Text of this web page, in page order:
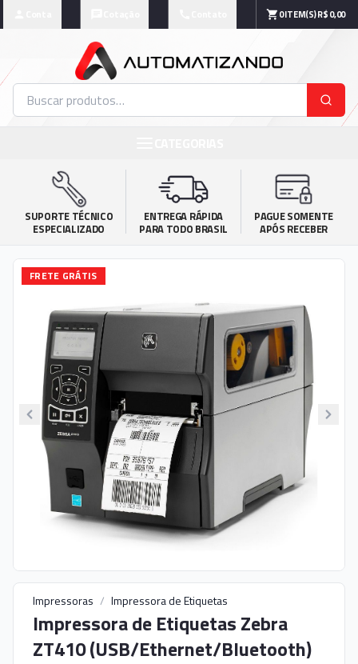
0ITEM(S)R$ 0,00
SUPORTE TÉCNICO
ESPECIALIZADO
ENTREGA RÁPIDA
PARA TODO BRASIL
PAGUE SOMENTE
APÓS RECEBER
FRETE GRÁTIS
Impressoras / Impressora de Etiquetas
Impressora de Etiquetas Zebra
ZT410 (USB/Ethernet/Bluetooth)